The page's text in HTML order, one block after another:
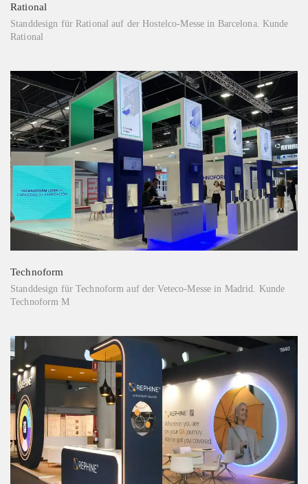
Rational
Standdesign für Rational auf der Hostelco-Messe in Barcelona. Kunde
Rational
Technoform
Standdesign für Technoform auf der Veteco-Messe in Madrid. Kunde
Technoform M